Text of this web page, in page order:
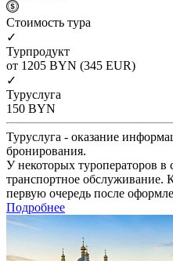
Cтоимость тура
✓
Турпродукт
от 1205 BYN (345 EUR)
✓
Туруслуга
150 BYN
Туруслуга - оказание
бронирования.
У некоторых туроператоров в
транспортное обслуживание.
первую очередь после
Подробнее